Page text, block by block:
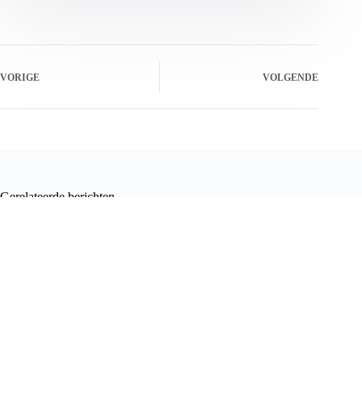
VORIGE VOLGENDE
Gerelateerde berichten